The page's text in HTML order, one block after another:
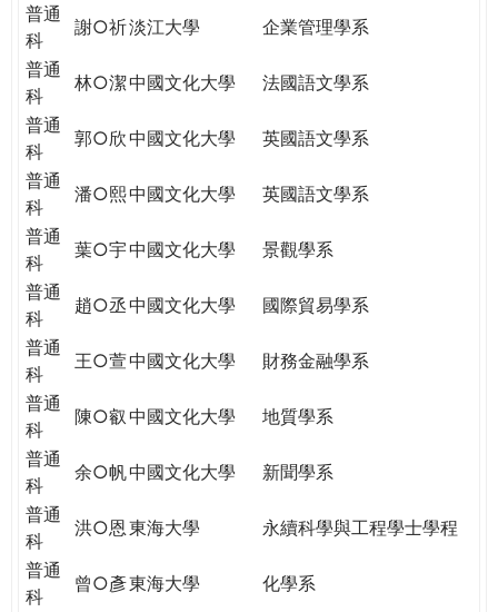
普通
科
謝○祈淡江大學
企業管理學系
普通
科
林○潔中國文化大學
法國語文學系
普通
科
郭○欣中國文化大學
英國語文學系
普通
科
潘○熙中國文化大學
英國語文學系
普通
科
葉○宇中國文化大學
景觀學系
普通
科
趙○丞中國文化大學
國際貿易學系
普通
科
王○萱中國文化大學
財務金融學系
普通
科
陳○叡 中國文化大學
地質學系
普通
科
余○帆中國文化大學
新聞學系
普通
科
洪○恩 東海大學
永續科學與工程學士學程
普通
科
曾○彥東海大學
化學系